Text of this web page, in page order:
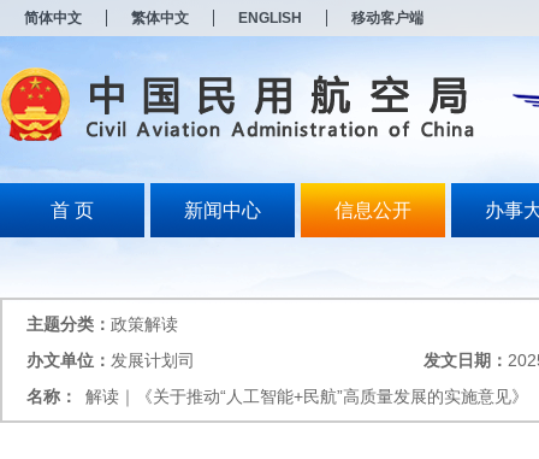
简体中文 繁体中文 ENGLISH 移动客户端
首 页 新闻中心 信息公开 办事
主题分类： 政策解读
办文单位： 发展计划司 发文日期：
名称：
解读｜《关于推动“人工智能+民航”高质量发展的实施意见》
打
开
无
障
说
开